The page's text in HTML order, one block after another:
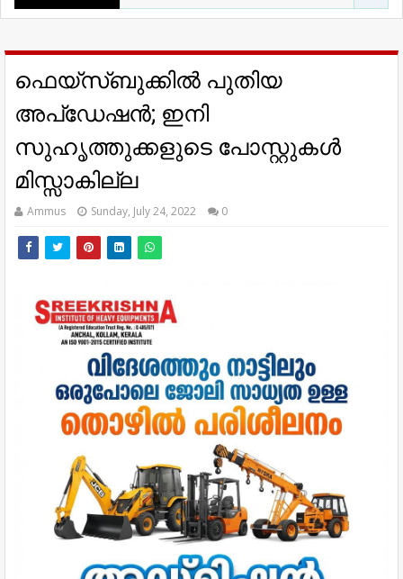
ഫെയ്സ്‌ബുക്കിൽ പുതിയ
അപ്‌ഡേഷൻ; ഇനി
സുഹൃത്തുക്കളുടെ പോസ്റ്റുകൾ
മിസ്സാകില്ല
Ammus Sunday, July 24, 2022 0